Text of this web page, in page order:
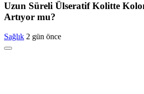
Uzun Süreli Ülseratif Kolitte
Artıyor mu?
Sağlık 2 gün önce